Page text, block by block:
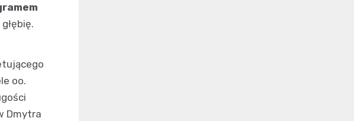
oo.
Dmytra